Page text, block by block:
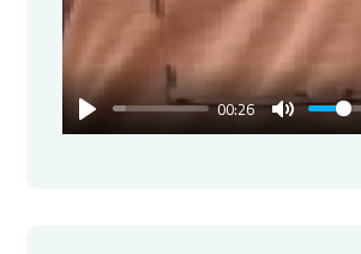
00:26